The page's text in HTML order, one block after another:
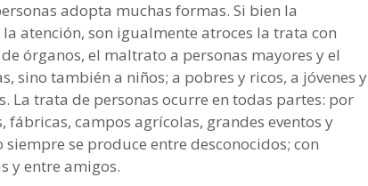
adopta muchas formas. Si bien la
atención, son igualmente atroces la trata con
órganos, el maltrato a personas mayores y el
sino también a niños; a pobres y ricos, a jóvenes y
La trata de personas ocurre en todas partes: por
fábricas, campos agrícolas, grandes eventos y
se produce entre desconocidos; con
y entre amigos.